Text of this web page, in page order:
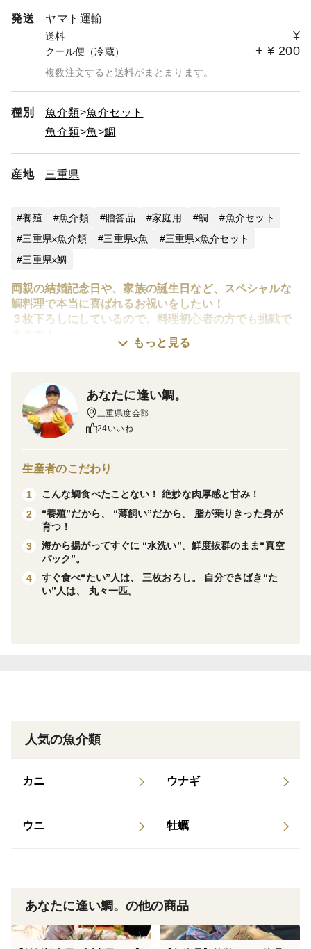
発送 ヤマト運輸
送料 ¥
クール便（冷蔵） + ¥ 200
複数注文すると送料がまとまります。
種別 魚介類 魚介セット
魚介類 魚 鯛
産地 三重県
養殖 魚介類 贈答品 家庭用 鯛
魚介セット
三重県x魚介類
三重県x魚
三重県x魚介セット
三重県x鯛
両親の結婚記念日や、家族の誕生日など、スペシャルな
鯛料理で本当に喜ばれるお祝いをしたい！
３枚下ろしにしているので、料理初心者の方でも挑戦で
るから、甘みと脂乗り抜群。
魚好きの方にも喜んでいただける一品です。
スーパーでは出会えないクオリティの鯛をぜひ贈ってく
発送日に水揚げし、捌きたてでお送りするので鮮度も抜
群です。
お客様の声から生まれました！
スキンレスも皮ありも、どっちも味わってみたいけど、
２尾は多くて食べきれない・・・
自分の好みがどっちなのか、少量ずつで試してみたい！
通常は２枚の半身をどちらも同じ加工でお届けしている
食べ比べでは特別に、皮あり１枚・スキンレス１枚の
タイの里で育った、ジューシーで身の甘さが堪らない
★オススメの食べ方
もっと見る
あなたに逢い鯛。
三重県度会郡
24いいね
生産者のこだわり
1
こんな鯛食べたことない！ 絶妙な肉厚感と甘み！
2
“養殖”だから、 “薄飼い”だから。 脂が乗りきった身が
育つ！
3
海から揚がってすぐに “水洗い”。鮮度抜群のまま“真空
パック”。
4
すぐ食べ“たい”人は、 三枚おろし。 自分でさばき“た
い”人は、 丸々一匹。
人気の魚介類
カニ ウナギ
ウニ 牡蠣
あなたに逢い鯛。の他の商品